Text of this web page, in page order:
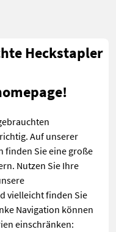
Heckstapler
Auf unserer
finden Sie eine große
Nutzen Sie Ihre
vielleicht finden Sie
Navigation können
einschränken: